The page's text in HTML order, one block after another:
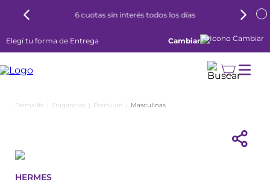
6 cuotas sin interés todos los días
Elegí tu forma de Entrega Cambiar
Fragancias Premium Masculinas
HERMES